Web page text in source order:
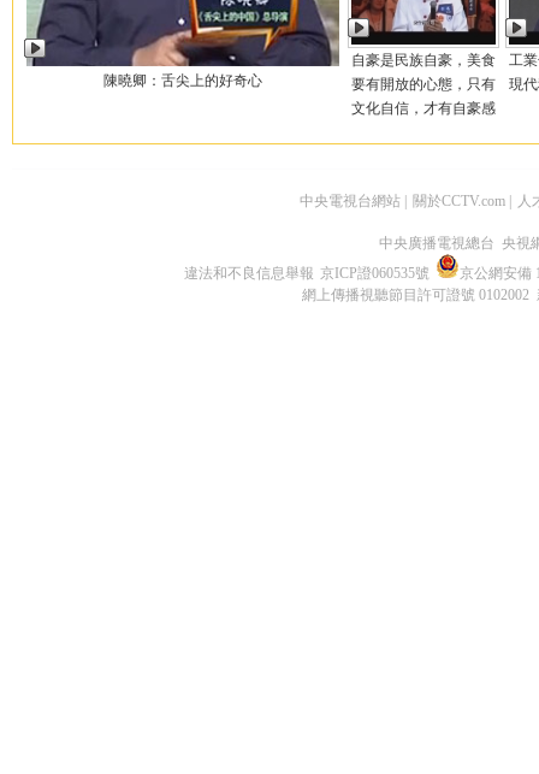
陳曉卿：舌尖上的好奇心
自豪是民族自豪，美食
要有開放的心態，只有
文化自信，才有自豪感
工
現
中央電視台網站 關於CCTV.com 人
中央廣播電視總台 央視
違法和不良信息舉報 京ICP證060535號
京公網安備
網上傳播視聽節目許可證號 0102002